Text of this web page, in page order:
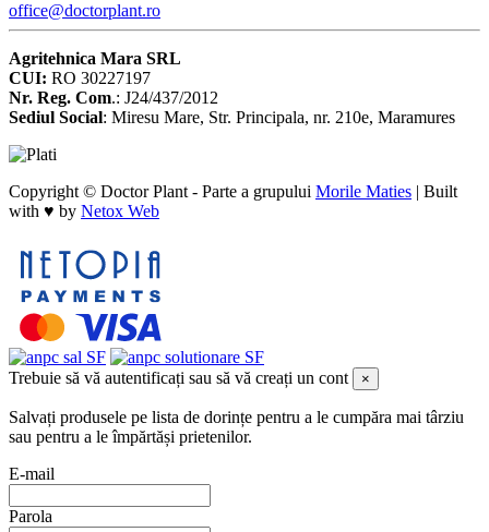
office@doctorplant.ro
Agritehnica Mara SRL
CUI: RO 30227197
Nr. Reg. Com.: J24/437/2012
Sediul Social: Miresu Mare, Str. Principala, nr. 210e, Maramures
Copyright © Doctor Plant - Parte a grupului Morile Maties
Built
with ♥ by Netox Web
Trebuie să vă autentificați sau să vă creați un cont ×
Salvați produsele pe lista de dorințe pentru a le cumpăra mai târziu
sau pentru a le împărtăși prietenilor.
E-mail
Parola